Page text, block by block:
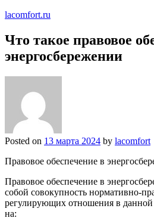
lacomfort.ru
Что такое правовое
энергосбережении
Posted on 13 марта 2024 by lacomfort
Правовое обеспечение в
Правовое обеспечение в
собой совокупность нормативно-
регулирующих отношения в
на: